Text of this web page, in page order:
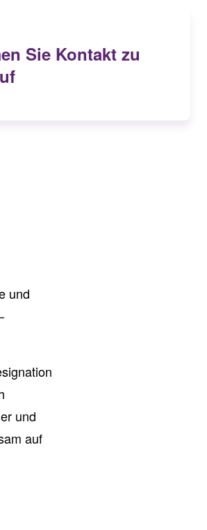
Sie Kontakt zu
und
und
auf